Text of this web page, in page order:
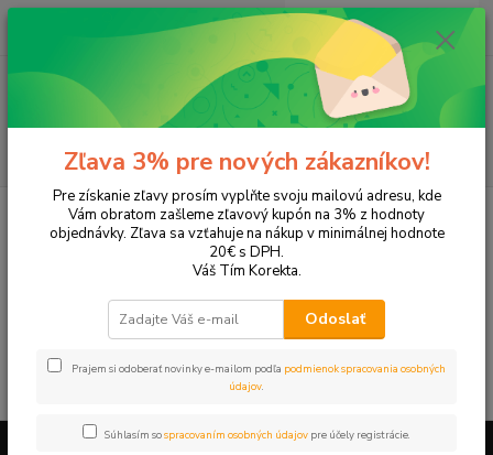
Hľadať
ks
za 0,00 EUR
Tonery a náplne do tlačiarní Hewlett Packard
HP OfficeJet
OfficeJet 7000
OfficeJet 7000
V tejto kategórii nebol nájdený žiadny tovar.
Zľava 3% pre nových zákazníkov!
Pre získanie zľavy prosím vyplňte svoju mailovú adresu, kde
Vám obratom zašleme zľavový kupón na 3% z hodnoty
objednávky. Zľava sa vzťahuje na nákup v minimálnej hodnote
20€ s DPH.
Váš Tím Korekta.
Odoslať
Prajem si odoberať novinky e-mailom podľa podmienok spracovania osobných
údajov.
Súhlasím sospracovaním osobných údajov pre účely registrácie.